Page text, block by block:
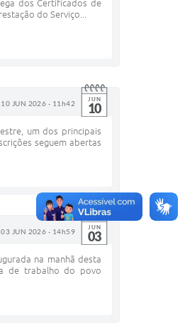
dos Certificados de
do Serviço...
10 JUN 2026 - 11h42 JUN
10
um dos principais
seguem abertas
03 JUN 2026 - 14h59 JUN
03
na manhã desta
de trabalho do povo